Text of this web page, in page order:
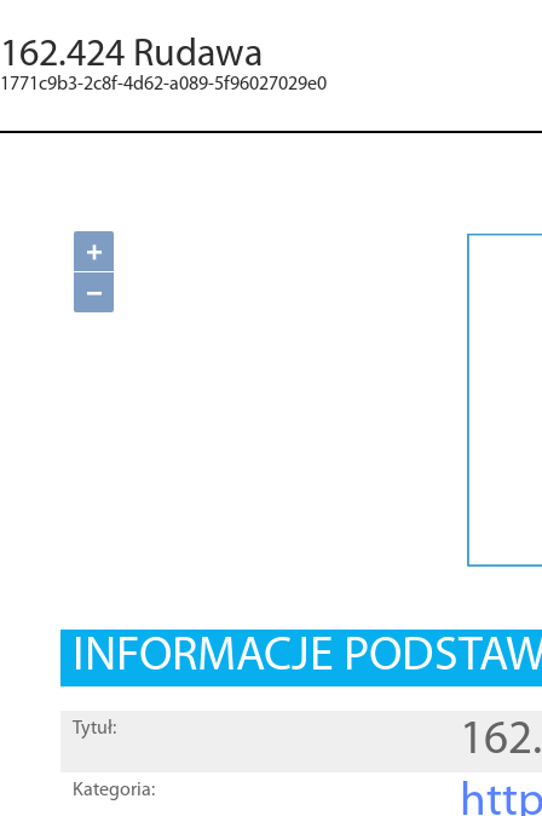
162.424 Rudawa
1771c9b3-2c8f-4d62-a089-5f96027029e0
+
−
INFORMACJE
Tytuł:
Kategoria: